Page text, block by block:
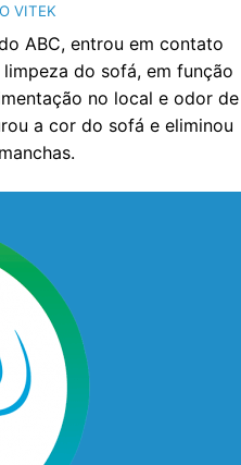
VITEK
ABC, entrou em contato
do sofá, em função
no local e odor de
a cor do sofá e eliminou